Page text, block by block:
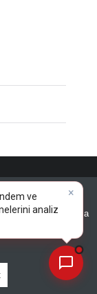
çerez
GDPR kapsamında
×
ve
analiz